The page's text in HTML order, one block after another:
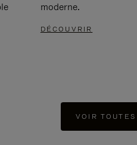
moderne.
DÉCOUVRIR
VOIR